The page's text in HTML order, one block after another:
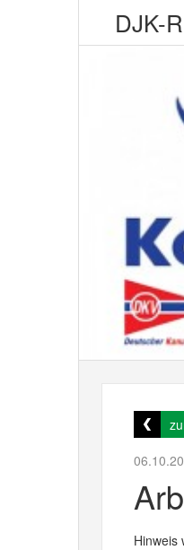
DJK-
Hinweis